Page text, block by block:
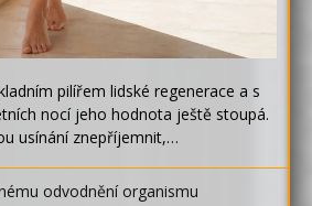
pilířem lidské regenerace a s
nocí jeho hodnota ještě stoupá.
usínání znepříjemnit,…
odvodnění organismu